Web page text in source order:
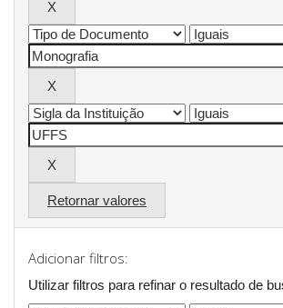
Retornar valores
Adicionar filtros:
Utilizar filtros para refinar o resultado de